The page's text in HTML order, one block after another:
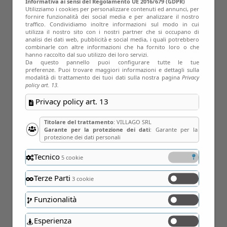
protetta da una quieta nebbiolina
invernale, che la rende unica come un
bocciolo di rosa preservato, al sicuro,
sotto un velo di ghiaccio, d’inverno. È
un piccolo scrigno prezioso, un luogo
raccolto, curato ed ospitale, uno di
quegli angoli della Brianza dove
rifugiarsi per un momento di
romantica quiete, una cena elegante o
per il nobile momento del tè inglese.
Giardini sempre in fiore, panorami
dove lo sguardo si perde insieme al
cuore e padroni di casa sempre
cordialmente ospitali. Non si può
tralasciare quel mormorio curioso di
Utilizziamo i cookies per personalizzare contenuti ed annunci, per
fornire funzionalità dei social media e per analizzare il nostro
traffico. Condividiamo inoltre informazioni sul modo in cui
utilizza il nostro sito con i nostri partner che si occupano di
analisi dei dati web, pubblicità e social media, i quali potrebbero
combinarle con altre informazioni che ha fornito loro o che
hanno raccolto dal suo utilizzo dei loro servizi.
Da questo pannello puoi configurare tutte le tue
preferenze. Puoi trovare maggiori informazioni e dettagli sulla
modalità di trattamento dei tuoi dati sulla nostra paginaPrivacy
policy art. 13.
Privacy policy art. 13
Titolare del trattamento: VILLAGO SRL
Garante per la protezione dei dati: Garante per la
protezione dei dati personali
Tecnico5 cookie
Terze Parti 3 cookie
Funzionalità
Esperienza